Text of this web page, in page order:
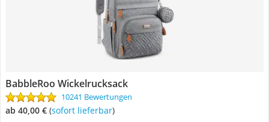
BabbleRoo Wickelrucksack
10241 Bewertungen
ab 40,00 € ( Sofort lieferbar)